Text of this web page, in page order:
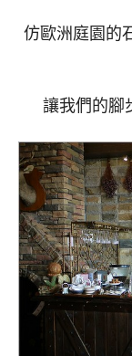
仿歐洲庭園的
讓我們的腳